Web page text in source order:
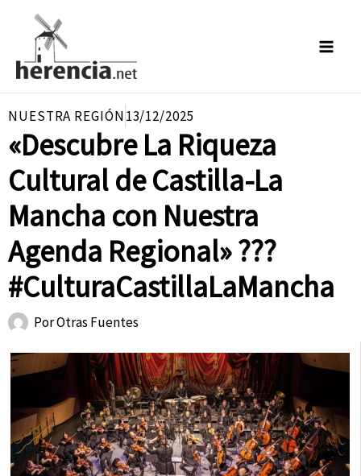
contenido
NUESTRA REGIÓN13/12/2025
«Descubre La Riqueza
Cultural de Castilla-La
Mancha con Nuestra
Agenda Regional» ???
#CulturaCastillaLaMancha
PorOtras Fuentes